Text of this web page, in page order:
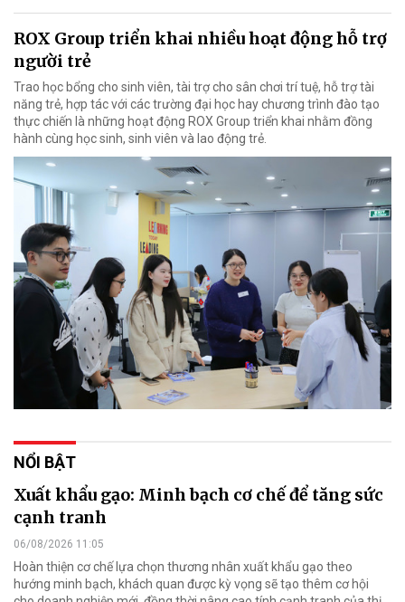
ROX Group triển khai nhiều hoạt động hỗ trợ
người trẻ
Trao học bổng cho sinh viên, tài trợ cho sân chơi trí tuệ, hỗ trợ tài
năng trẻ, hợp tác với các trường đại học hay chương trình đào tạo
thực chiến là những hoạt động ROX Group triển khai nhằm đồng
hành cùng học sinh, sinh viên và lao động trẻ.
NỔI BẬT
Xuất khẩu gạo: Minh bạch cơ chế để tăng sức
cạnh tranh
06/08/2026 11:05
Hoàn thiện cơ chế lựa chọn thương nhân xuất khẩu gạo theo
hướng minh bạch, khách quan được kỳ vọng sẽ tạo thêm cơ hội